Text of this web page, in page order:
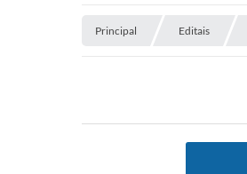
Principal Editais